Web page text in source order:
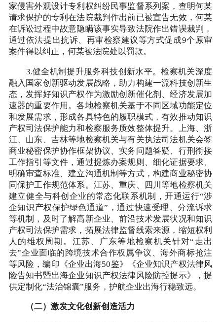
家侵害外观设计专利权纠纷民事监督系列案，查明何某
请求保护的专利在法院裁判作出前已被宣告无效，何某
在诉讼过程中故意隐瞒该事实导致法院作出错误裁判，
通过依法提出抗诉、再审检察建议等方式促成9个原审
案件得以纠正，何某被法院处以罚款。
3.健全机制提升服务科技创新水平。检察机关深度
融入国家创新驱动发展战略，助力构建一流科技创新生
态，发挥好知识产权作为激励创新催化剂、经济发展加
速器的重要作用。各地检察机关基于不同区域功能定位
和发展需求，形成各具特色的履职模式，有效推动知识
产权司法保护能力和检察服务质效整体提升。上海、浙
江、山东、吉林等地检察机关与有关执法司法机关会签
商业秘密保护协作框架协议、实务问题答疑、行刑衔接
工作指引等文件，通过提炼办案规则、细化证据要求、
明确审查标准、建立沟通机制等方式，构建商业秘密协
同保护工作规范体系。江苏、重庆、四川等地检察机关
建立健全与科创企业的常态化联系机制，开通运行“涉
企知识产权保护绿色通道”，通过快速受理、分流诉求
等机制，及时了解高新企业、前沿技术发展状况和知识
产权司法保护需求，拓展法律监督线索来源，缩短权利
人的维权周期。江苏、广东等地检察机关针对“走出
去”企业面临的跨境技术合作权属争议、海外商标抢注
等风险，编印《企业出海50鉴》《企业知识产权法律风
险告知书暨出海企业知识产权法律风险防控提示》，提
供定制化“法治锦囊”服务，护航企业出海行稳致远。
（二）激发文化创新创造活力